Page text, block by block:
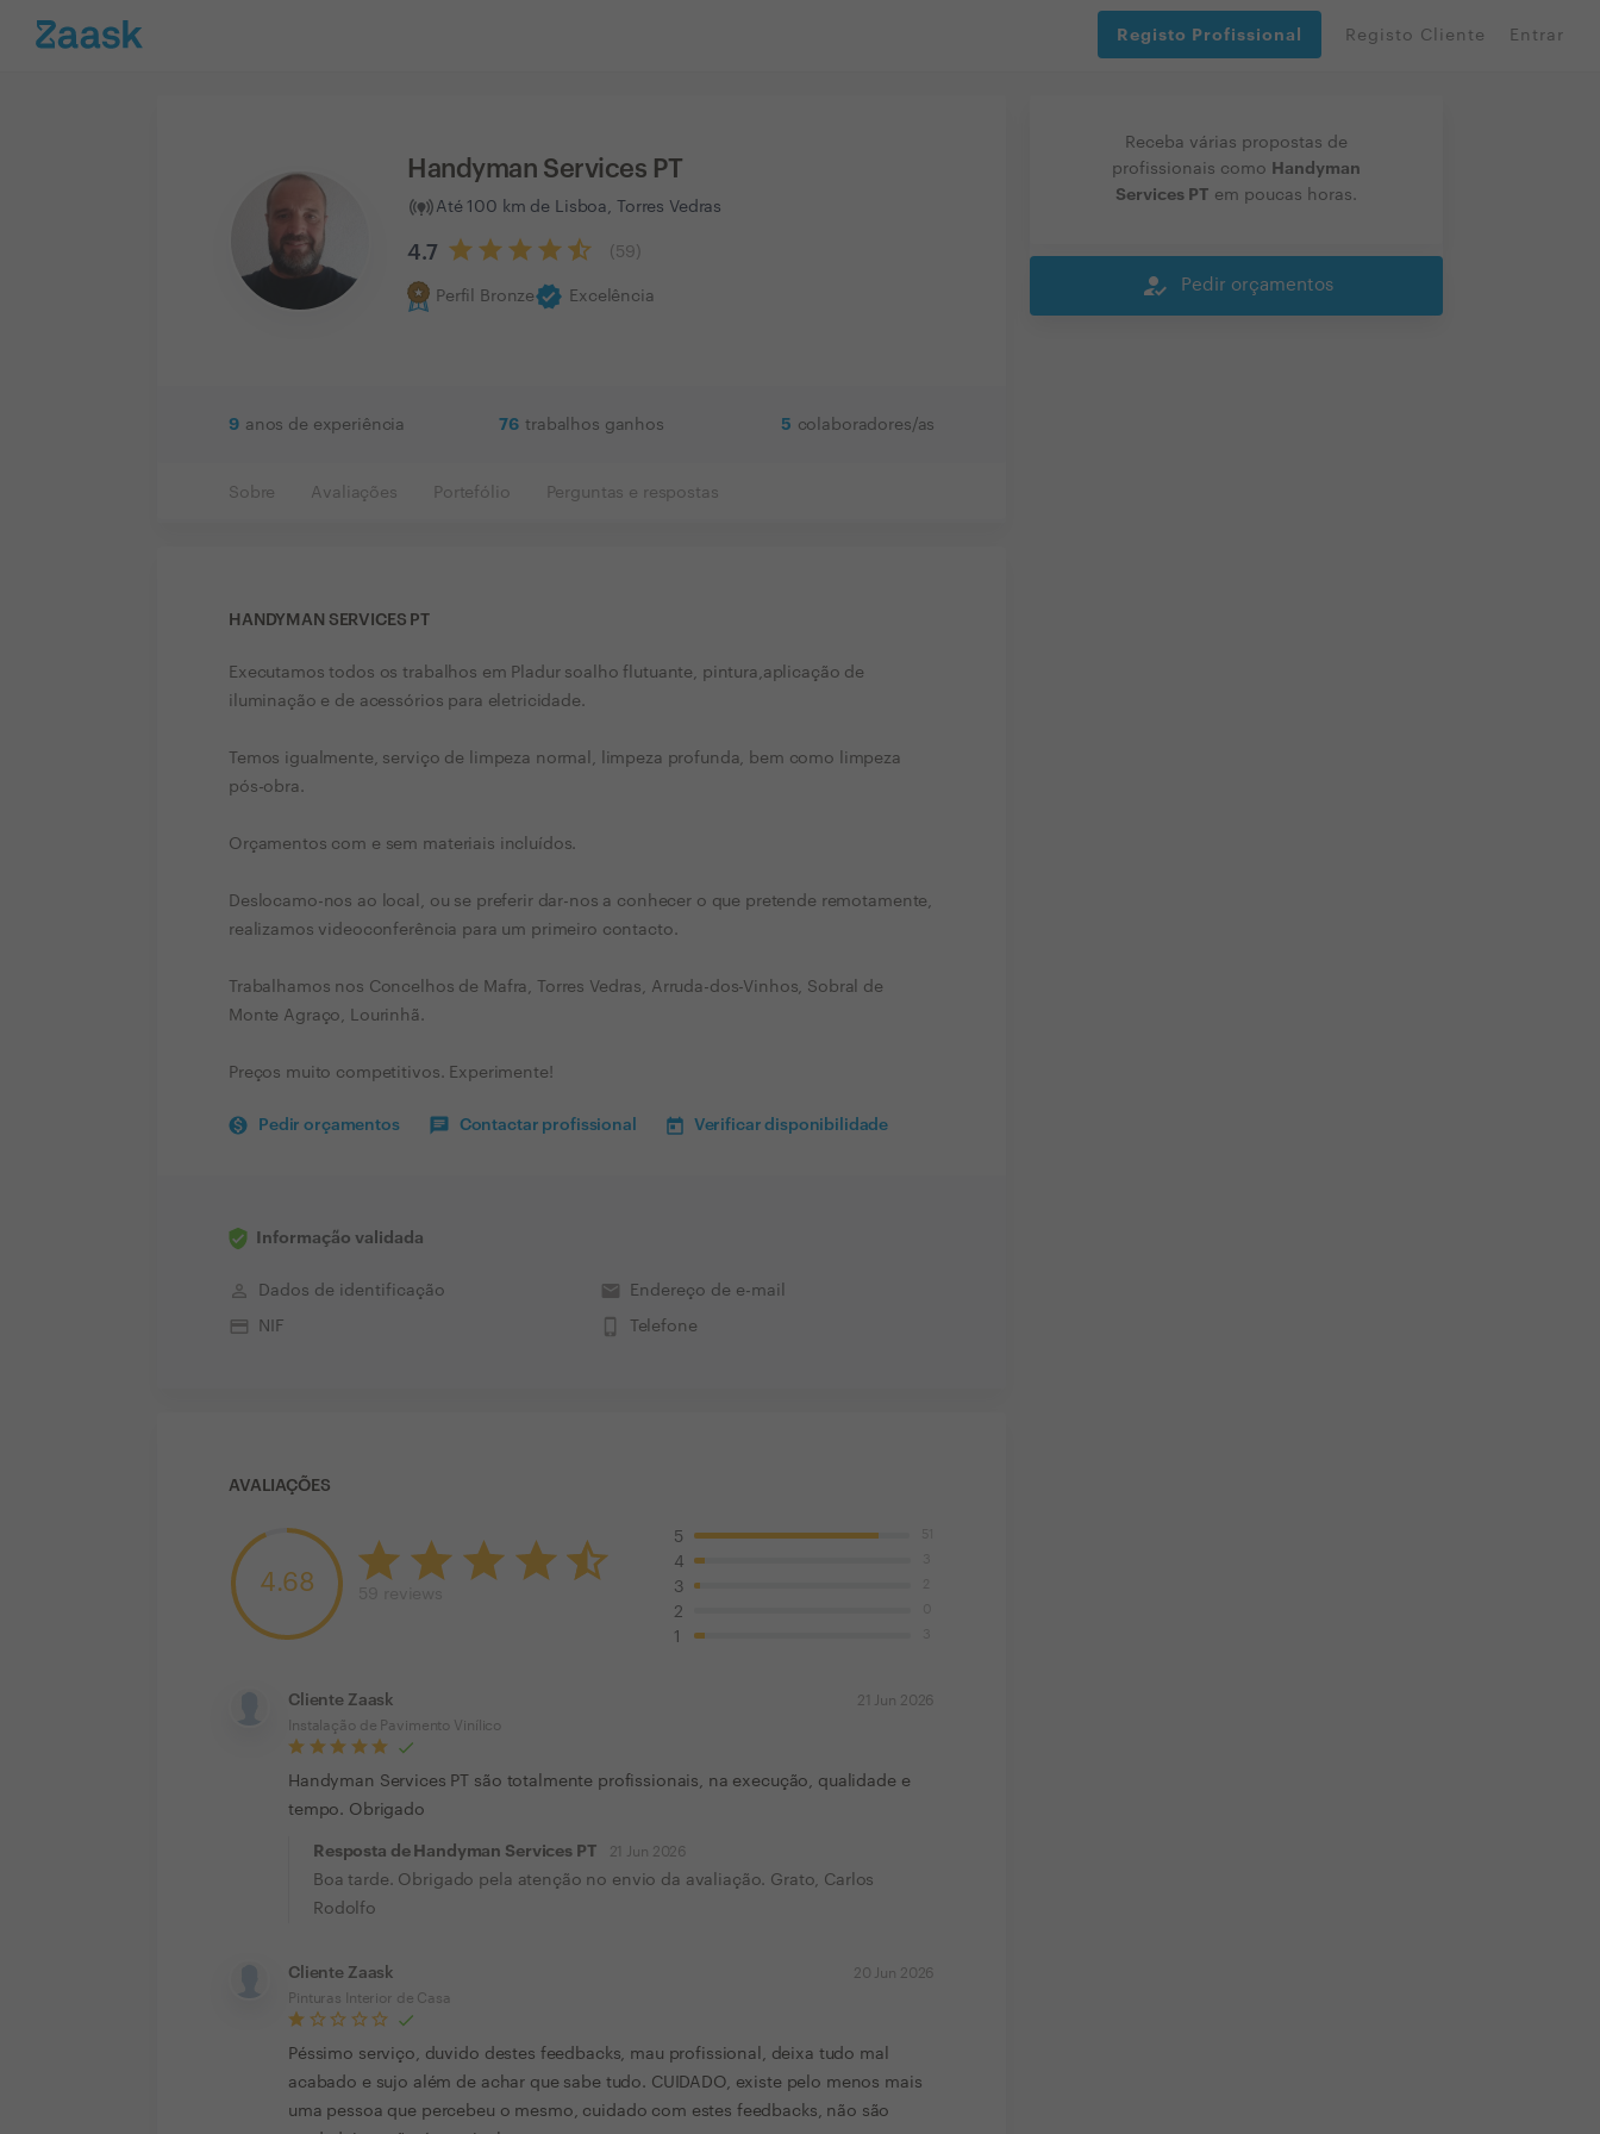
Registo Profissional Registo Cliente Entrar
Handyman Services PT
Até 100 km de Lisboa, Torres Vedras
4.7 ( 59
Perfil Bronzeverified Excelência
9 anos de experiência 76 trabalhos ganhos 5 colaboradores/as
Sobre Avaliações Portefólio Perguntas e respostas
HANDYMAN SERVICES PT
Executamos todos os trabalhos em Pladur soalho flutuante, pintura,aplicação de
iluminação e de acessórios para eletricidade.
Temos igualmente, serviço de limpeza normal, limpeza profunda, bem como limpeza
pós-obra.
Orçamentos com e sem materiais incluídos.
Deslocamo-nos ao local, ou se preferir dar-nos a conhecer o que pretende remotamente,
realizamos videoconferência para um primeiro contacto.
Trabalhamos nos Concelhos de Mafra, Torres Vedras, Arruda-dos-Vinhos, Sobral de
Monte Agraço, Lourinhã.
Preços muito competitivos. Experimente!
Pedir orçamentos Contactar profissional Verificar disponibilidade
Informação validada
perm_identity Dados de identificação
credit_card NIF
email Endereço de e-mail
phone_iphone Telefone
AVALIAÇÕES
4.68
5
4
3
2
1
Cliente Zaask
Instalação de Pavimento Vinílico
21 Jun 2026
Handyman Services PT são totalmente profissionais, na execução, qualidade e
tempo. Obrigado
Resposta de Handyman Services PT 21 Jun 2026
Boa tarde. Obrigado pela atenção no envio da avaliação. Grato, Carlos
Rodolfo
Cliente Zaask
Pinturas Interior de Casa
20 Jun 2026
Péssimo serviço, duvido destes feedbacks, mau profissional, deixa tudo mal
acabado e sujo além de achar que sabe tudo. CUIDADO, existe pelo menos mais
uma pessoa que percebeu o mesmo, cuidado com estes feedbacks, não são
Receba várias propostas de
profissionais como Handyman
Services PT em poucas horas.
how_to_reg Pedir orçamentos